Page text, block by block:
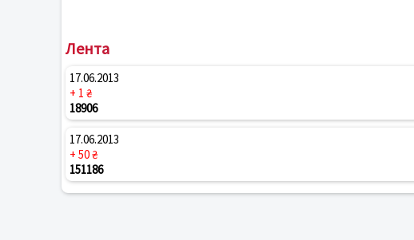
Лента
17.06.2013
+ 1 ₴
18906
17.06.2013
+ 50 ₴
151186